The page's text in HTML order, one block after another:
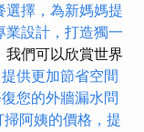
選擇，為新媽媽提
業設計，打造獨一
我們可以欣賞世界
供更加節省空間
您的外牆漏水問
掃阿姨的價格，提